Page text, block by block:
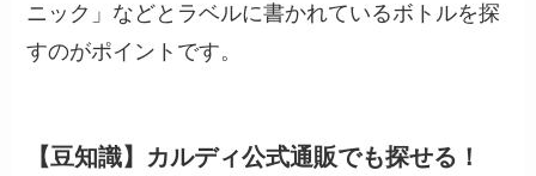
ニック」などとラベルに書かれているボトルを探
すのがポイントです。
【豆知識】カルディ公式通販でも探せる！